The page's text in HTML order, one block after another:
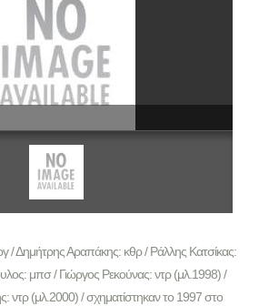
/ Δημήτρης Αραπάκης: κθρ / Ράλλης Κατσίκας:
μπσ / Γιώργος Ρεκούνας: ντρ (μλ.1998) /
ντρ (μλ.2000) / σχηματίστηκαν το 1997 στο